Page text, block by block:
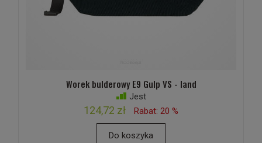
Worek bulderowy E9 Gulp VS - land
Jest
124,72 zł Rabat: 20 %
Do koszyka